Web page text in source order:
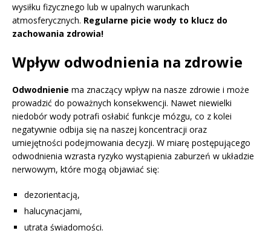
wysiłku fizycznego lub w upalnych warunkach
atmosferycznych. Regularne picie wody to klucz do
zachowania zdrowia!
Wpływ odwodnienia na zdrowie
Odwodnienie ma znaczący wpływ na nasze zdrowie i może
prowadzić do poważnych konsekwencji. Nawet niewielki
niedobór wody potrafi osłabić funkcje mózgu, co z kolei
negatywnie odbija się na naszej koncentracji oraz
umiejętności podejmowania decyzji. W miarę postępującego
odwodnienia wzrasta ryzyko wystąpienia zaburzeń w układzie
nerwowym, które mogą objawiać się:
dezorientacją,
halucynacjami,
utrata świadomości.